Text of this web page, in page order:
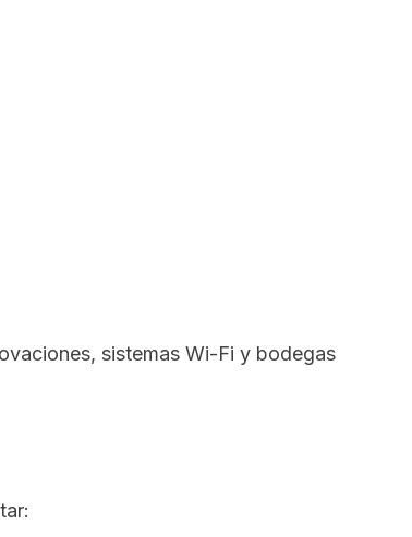
sistemas Wi-Fi y bodegas